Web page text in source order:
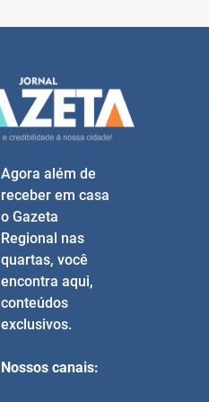
Agora além de
receber em casa
o Gazeta
Regional nas
quartas, você
encontra aqui,
conteúdos
exclusivos.
Nossos canais: